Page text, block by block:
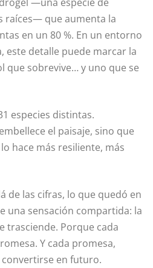
raíces— que aumenta la
en un 80 %. En un entorno
este detalle puede marcar la
que sobrevive… y uno que se
especies distintas.
el paisaje, sino que
hace más resiliente, más
de las cifras, lo que quedó en
una sensación compartida: la
trasciende. Porque cada
Y cada promesa,
en futuro.